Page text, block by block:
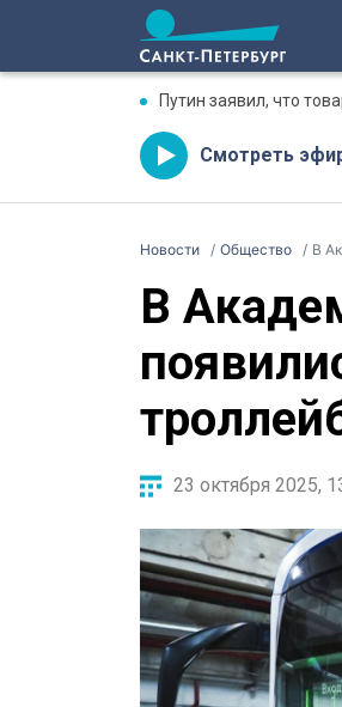
Путин заявил, что
Смотреть
Новости Общество В
В
23 октября 2025,